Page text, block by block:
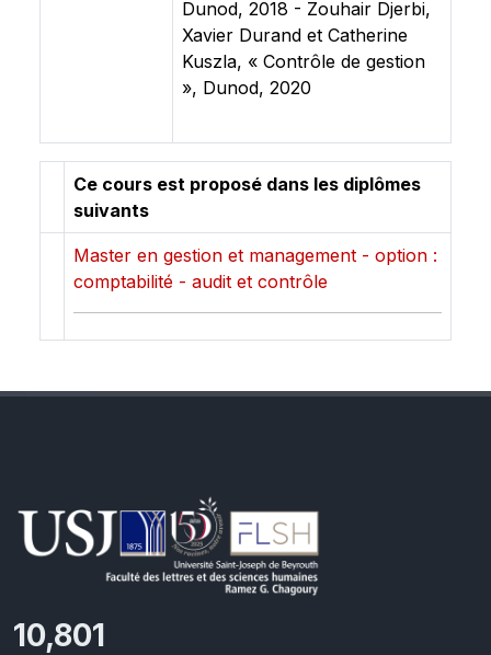
Dunod, 2018 - Zouhair Djerbi,
Xavier Durand et Catherine
Kuszla, « Contrôle de gestion
», Dunod, 2020
Ce cours est proposé dans les diplômes
suivants
Master en gestion et management - option :
comptabilité - audit et contrôle
11,727